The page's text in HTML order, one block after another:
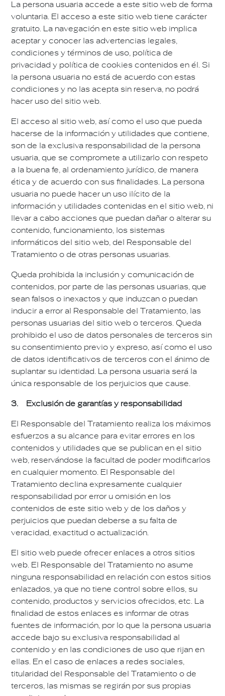
La persona usuaria accede a este sitio web de forma
voluntaria. El acceso a este sitio web tiene carácter
gratuito. La navegación en este sitio web implica
aceptar y conocer las advertencias legales,
condiciones y términos de uso, política de
privacidad y política de cookies contenidos en él. Si
la persona usuaria no está de acuerdo con estas
condiciones y no las acepta sin reserva, no podrá
hacer uso del sitio web.
El acceso al sitio web, así como el uso que pueda
hacerse de la información y utilidades que contiene,
son de la exclusiva responsabilidad de la persona
usuaria, que se compromete a utilizarlo con respeto
a la buena fe, al ordenamiento jurídico, de manera
ética y de acuerdo con sus finalidades. La persona
usuaria no puede hacer un uso ilícito de la
información y utilidades contenidas en el sitio web, ni
llevar a cabo acciones que puedan dañar o alterar su
contenido, funcionamiento, los sistemas
informáticos del sitio web, del Responsable del
Tratamiento o de otras personas usuarias.
Queda prohibida la inclusión y comunicación de
contenidos, por parte de las personas usuarias, que
sean falsos o inexactos y que induzcan o puedan
inducir a error al Responsable del Tratamiento, las
personas usuarias del sitio web o terceros. Queda
prohibido el uso de datos personales de terceros sin
su consentimiento previo y expreso, así como el uso
de datos identificativos de terceros con el ánimo de
suplantar su identidad. La persona usuaria será la
única responsable de los perjuicios que cause.
3. Exclusión de garantías y responsabilidad
El Responsable del Tratamiento realiza los máximos
esfuerzos a su alcance para evitar errores en los
contenidos y utilidades que se publican en el sitio
web, reservándose la facultad de poder modificarlos
en cualquier momento. El Responsable del
Tratamiento declina expresamente cualquier
responsabilidad por error u omisión en los
contenidos de este sitio web y de los daños y
perjuicios que puedan deberse a su falta de
veracidad, exactitud o actualización.
El sitio web puede ofrecer enlaces a otros sitios
web. El Responsable del Tratamiento no asume
ninguna responsabilidad en relación con estos sitios
enlazados, ya que no tiene control sobre ellos, su
contenido, productos y servicios ofrecidos, etc. La
finalidad de estos enlaces es informar de otras
fuentes de información, por lo que la persona usuaria
accede bajo su exclusiva responsabilidad al
contenido y en las condiciones de uso que rijan en
ellas. En el caso de enlaces a redes sociales,
titularidad del Responsable del Tratamiento o de
terceros, las mismas se regirán por sus propias